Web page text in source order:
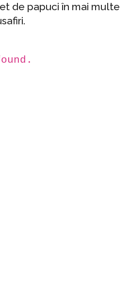
de papuci în mai multe